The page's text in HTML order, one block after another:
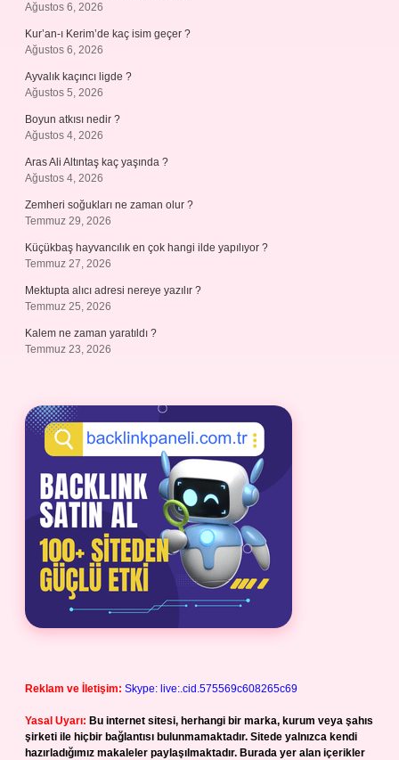
Ağustos 6, 2026
Kur’an-ı Kerim’de kaç isim geçer ?
Ağustos 6, 2026
Ayvalık kaçıncı ligde ?
Ağustos 5, 2026
Boyun atkısı nedir ?
Ağustos 4, 2026
Aras Ali Altıntaş kaç yaşında ?
Ağustos 4, 2026
Zemheri soğukları ne zaman olur ?
Temmuz 29, 2026
Küçükbaş hayvancılık en çok hangi ilde yapılıyor ?
Temmuz 27, 2026
Mektupta alıcı adresi nereye yazılır ?
Temmuz 25, 2026
Kalem ne zaman yaratıldı ?
Temmuz 23, 2026
Reklam ve İletişim: Skype: live:.cid.575569c608265c69
Yasal Uyarı: Bu internet sitesi, herhangi bir marka, kurum veya şahıs
şirketi ile hiçbir bağlantısı bulunmamaktadır. Sitede yalnızca kendi
hazırladığımız makaleler paylaşılmaktadır. Burada yer alan içerikler